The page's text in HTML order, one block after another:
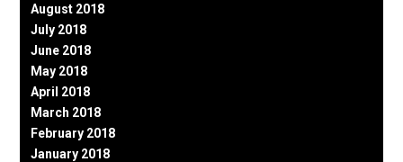
August 2018
July 2018
June 2018
May 2018
April 2018
March 2018
February 2018
January 2018